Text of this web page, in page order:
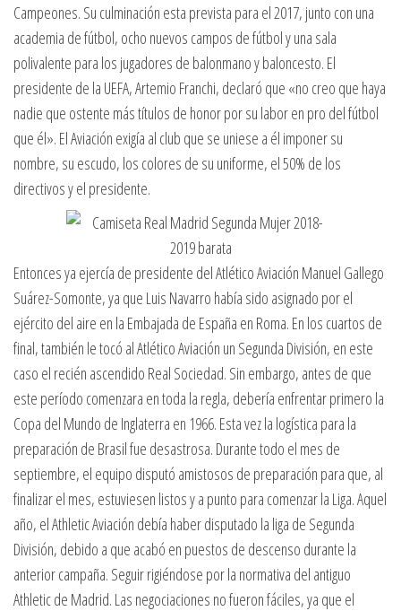
Campeones. Su culminación esta prevista para el 2017, junto con una
academia de fútbol, ocho nuevos campos de fútbol y una sala
polivalente para los jugadores de balonmano y baloncesto. El
presidente de la UEFA, Artemio Franchi, declaró que «no creo que haya
nadie que ostente más títulos de honor por su labor en pro del fútbol
que él». El Aviación exigía al club que se uniese a él imponer su
nombre, su escudo, los colores de su uniforme, el 50% de los
directivos y el presidente.
Entonces ya ejercía de presidente del Atlético Aviación Manuel Gallego
Suárez-Somonte, ya que Luis Navarro había sido asignado por el
ejército del aire en la Embajada de España en Roma. En los cuartos de
final, también le tocó al Atlético Aviación un Segunda División, en este
caso el recién ascendido Real Sociedad. Sin embargo, antes de que
este período comenzara en toda la regla, debería enfrentar primero la
Copa del Mundo de Inglaterra en 1966. Esta vez la logística para la
preparación de Brasil fue desastrosa. Durante todo el mes de
septiembre, el equipo disputó amistosos de preparación para que, al
finalizar el mes, estuviesen listos y a punto para comenzar la Liga. Aquel
año, el Athletic Aviación debía haber disputado la liga de Segunda
División, debido a que acabó en puestos de descenso durante la
anterior campaña. Seguir rigiéndose por la normativa del antiguo
Athletic de Madrid. Las negociaciones no fueron fáciles, ya que el